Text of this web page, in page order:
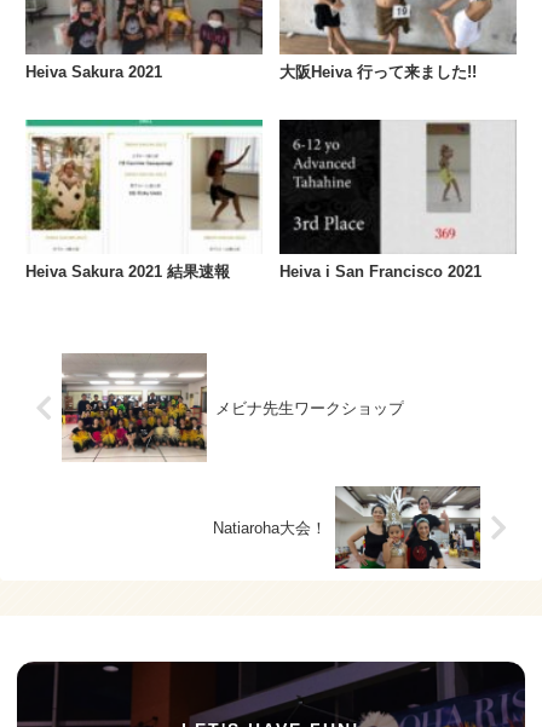
Heiva Sakura 2021 大阪Heiva 行って来ました!!
Heiva Sakura 2021 結果速報 Heiva i San Francisco 2021
メビナ先生ワークショップ
Natiaroha大会！